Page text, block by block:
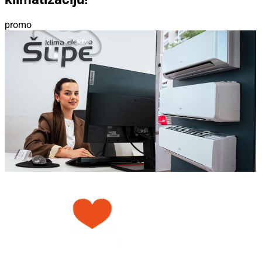
promo